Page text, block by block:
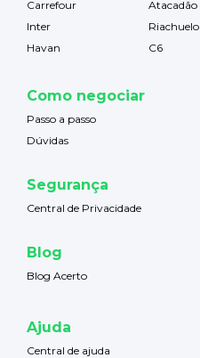
Carrefour
Atacadão
Inter
Riachuelo
Havan
C6
Como negociar
Passo a passo
Dúvidas
Segurança
Central de Privacidade
Blog
Blog Acerto
Ajuda
Central de ajuda